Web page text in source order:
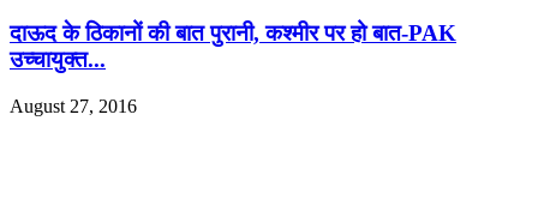
दाऊद के ठिकानों की बात पुरानी, कश्मीर पर हो बात-PAK
उच्चायुक्त...
August 27, 2016